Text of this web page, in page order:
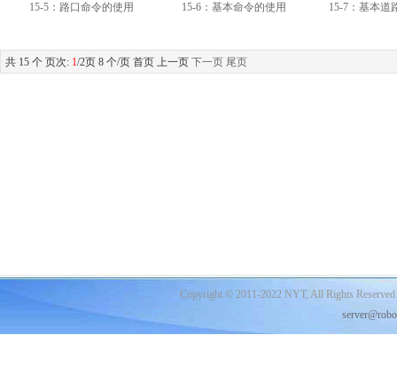
15-5：路口命令的使用 15-6：基本命令的使用 15-7：基本道
共 15 个 页次: 1/2页 8 个/页 首页 上一页 下一页 尾页
Copyright © 2011-2022 NYT, All Rights